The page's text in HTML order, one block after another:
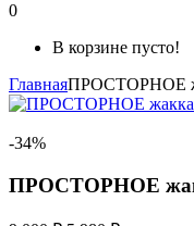
0
В корзине пусто!
ГлавнаяПРОСТОРНОЕ
-34%
ПРОСТОРНОЕ